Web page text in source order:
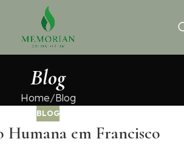
Blog
Home Blog
BLOG
Humana em Francisco